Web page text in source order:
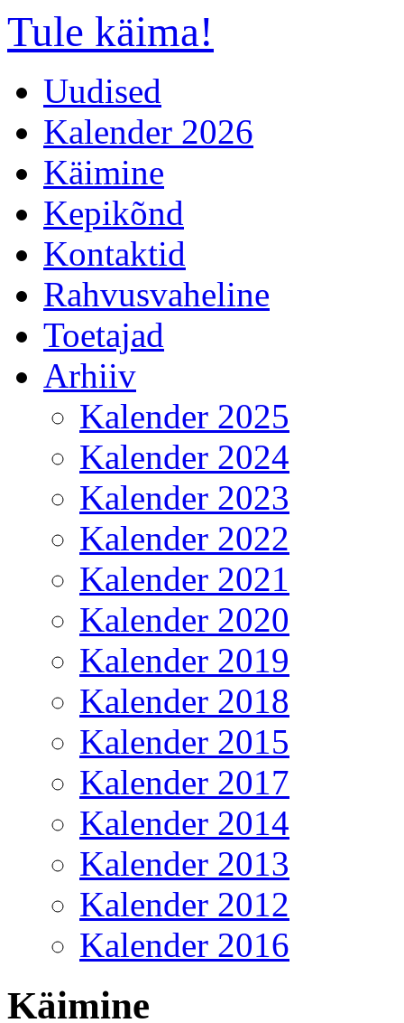
Tule käima!
Uudised
Kalender 2026
Käimine
Kepikõnd
Kontaktid
Rahvusvaheline
Toetajad
Arhiiv
Kalender 2025
Kalender 2024
Kalender 2023
Kalender 2022
Kalender 2021
Kalender 2020
Kalender 2019
Kalender 2018
Kalender 2015
Kalender 2017
Kalender 2014
Kalender 2013
Kalender 2012
Kalender 2016
Käimine